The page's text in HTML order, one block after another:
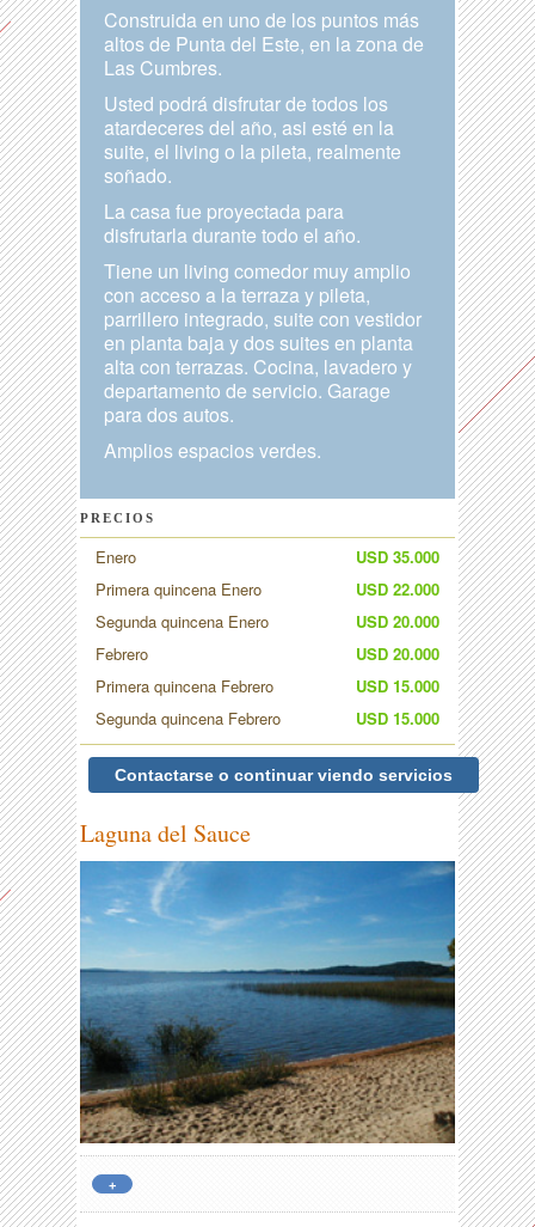
Construida en uno de los puntos más
altos de Punta del Este, en la zona de
Las Cumbres.
Usted podrá disfrutar de todos los
atardeceres del año, asi esté en la
suite, el living o la pileta, realmente
soñado.
La casa fue proyectada para
disfrutarla durante todo el año.
Tiene un living comedor muy amplio
con acceso a la terraza y pileta,
parrillero integrado, suite con vestidor
en planta baja y dos suites en planta
alta con terrazas. Cocina, lavadero y
departamento de servicio. Garage
para dos autos.
Amplios espacios verdes.
PRECIOS
Enero
USD 35.000
Primera quincena Enero
USD 22.000
Segunda quincena Enero
USD 20.000
Febrero
USD 20.000
Primera quincena Febrero
USD 15.000
Segunda quincena Febrero
USD 15.000
Contactarse o continuar viendo servicios
Laguna del Sauce
+